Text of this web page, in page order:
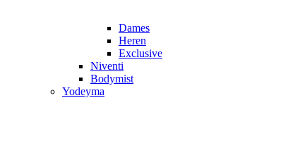
Dames
Heren
Exclusive
Niventi
Bodymist
Yodeyma